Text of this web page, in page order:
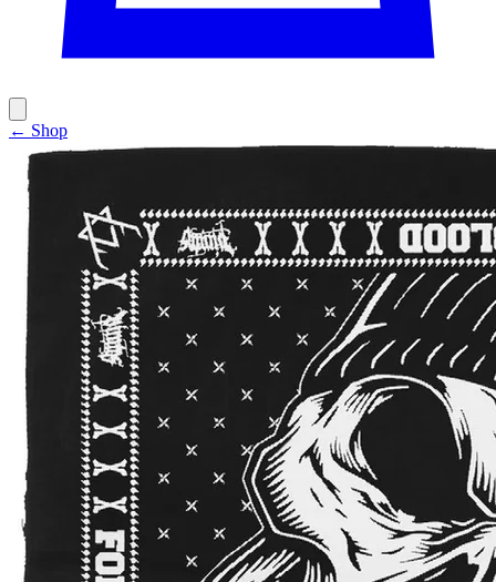
← Shop